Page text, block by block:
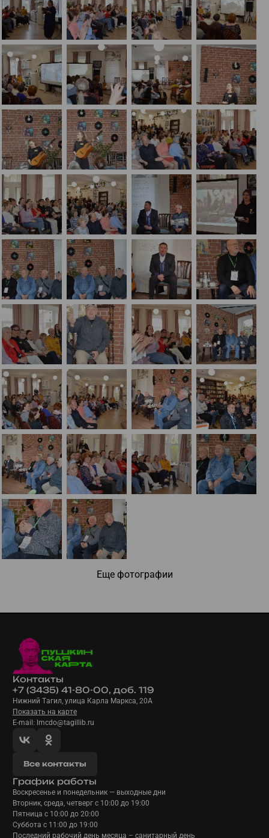
Еще фотографии
Контакты
+7 (3435) 41-80-00, доб. 119
Нижний Тагил, улица Карла Маркса, 20А
Показать на карте
E-mail: lmcdo@tagillib.ru
Все контакты
График работы
Воскресенье и понедельник — выходные дни
Вторник, среда, четверг с 10:00 до 19:00
Пятница с 10:00 до 20:00
Суббота с 11:00 до 19:00
Последний рабочий день месяца – санитарный день